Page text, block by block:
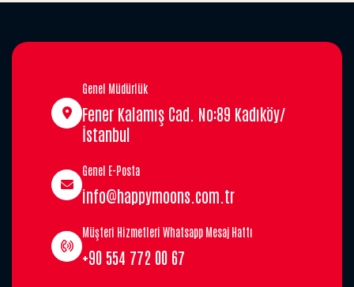
Genel Müdürlük
Fener Kalamış Cad. No:89 Kadıköy/
İstanbul
Genel E-Posta
info@happymoons.com.tr
Müşteri Hizmetleri Whatsapp Mesaj Hattı
+90 554 772 00 67